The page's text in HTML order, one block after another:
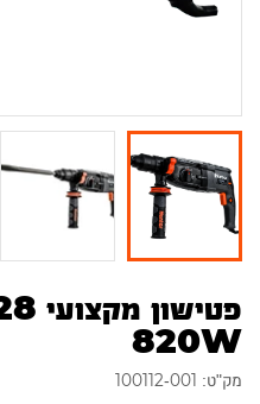
820W
מק"ט: 100112-001